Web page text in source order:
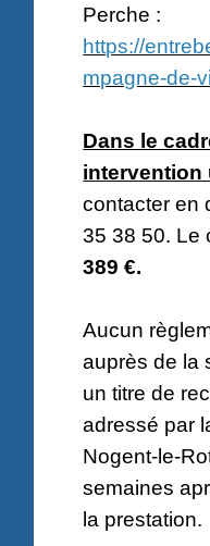
Perche :
https://
mpagne-de-
Dans le
intervention
contacter en
35 38 50. Le
389 €.
Aucun
auprès de la
un titre de
adressé par
Nogent-le-
semaines
la prestation.